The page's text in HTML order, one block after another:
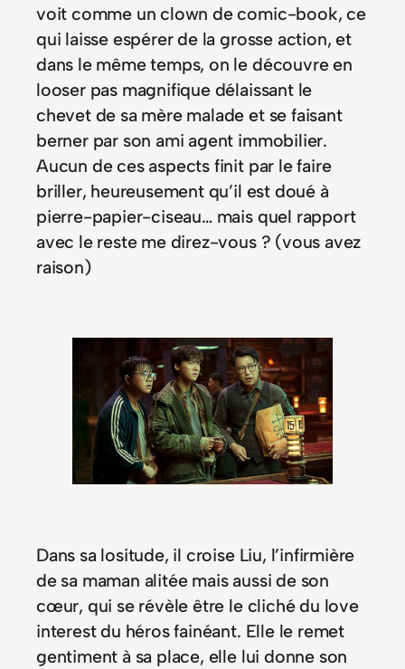
voit comme un clown de comic-book, ce
qui laisse espérer de la grosse action, et
dans le même temps, on le découvre en
looser pas magnifique délaissant le
chevet de sa mère malade et se faisant
berner par son ami agent immobilier.
Aucun de ces aspects finit par le faire
briller, heureusement qu’il est doué à
pierre-papier-ciseau… mais quel rapport
avec le reste me direz-vous ? (vous avez
raison)
Dans sa lositude, il croise Liu, l’infirmière
de sa maman alitée mais aussi de son
cœur, qui se révèle être le cliché du love
interest du héros fainéant. Elle le remet
gentiment à sa place, elle lui donne son